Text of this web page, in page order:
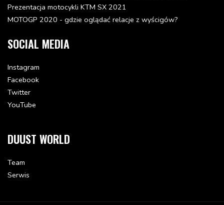
Prezentacja motocykli KTM SX 2021
MOTOGP 2020 - gdzie oglądać relacje z wyścigów?
SOCIAL MEDIA
Instagram
Facebook
Twitter
YouTube
DUUST WORLD
Team
Serwis